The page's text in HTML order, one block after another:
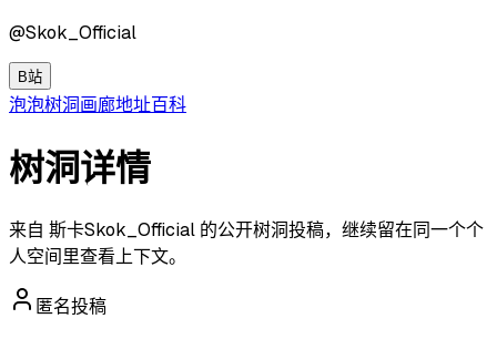
@Skok_Official
B站
泡泡树洞画廊地址百科
树洞详情
来自 斯卡Skok_Official 的公开树洞投稿，继续留在同一个个
人空间里查看上下文。
匿名投稿